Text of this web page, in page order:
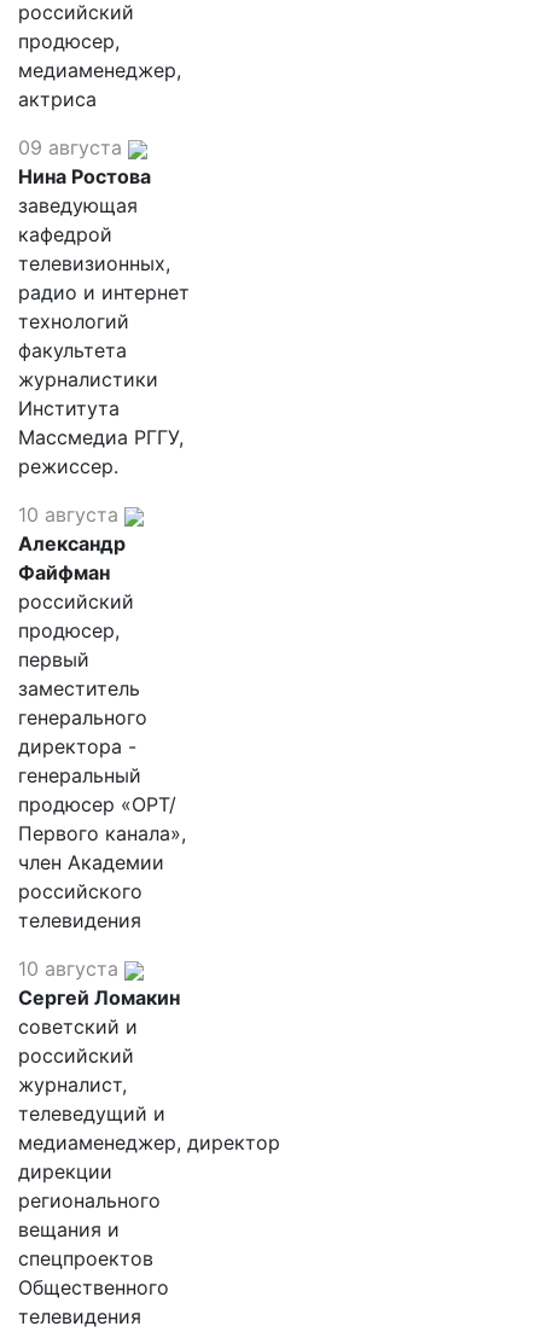
российский
продюсер,
медиаменеджер,
актриса
09 августа
Нина Ростова
заведующая
кафедрой
телевизионных,
радио и интернет
технологий
факультета
журналистики
Института
Массмедиа РГГУ,
режиссер.
10 августа
Александр
Файфман
российский
продюсер,
первый
заместитель
генерального
директора -
генеральный
продюсер «ОРТ/
Первого канала»,
член Академии
российского
телевидения
10 августа
Сергей Ломакин
советский и
российский
журналист,
телеведущий и
медиаменеджер, директор
дирекции
регионального
вещания и
спецпроектов
Общественного
телевидения